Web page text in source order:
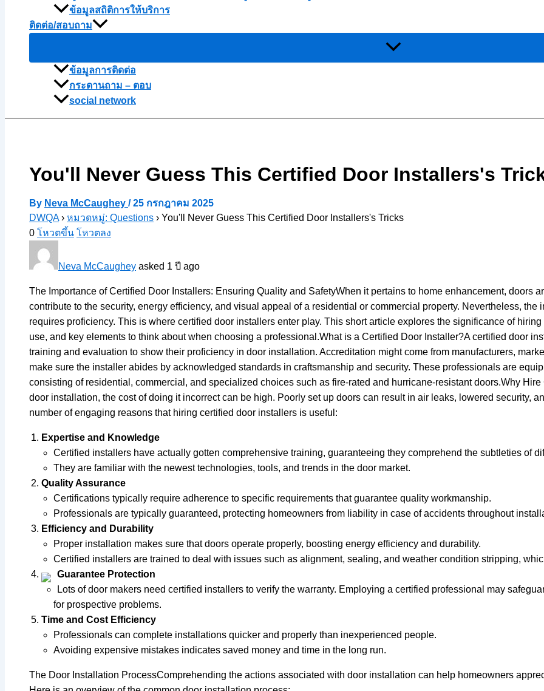
ข้อมูลสถิติการให้บริการ
ติดต่อ/สอบถาม
ข้อมูลการติดต่อ
กระดานถาม – ตอบ
social network
You'll Never Guess This Certified Door Installers's
By Neva McCaughey /25 กรกฎาคม 2025
DWQA› หมวดหมู่: Questions › You'll Never Guess This Certified Door Installers's Tricks
0 โหวตขึ้น โหวตลง
Neva McCaughey asked 1 ปี ago
The Importance of Certified Door Installers: Ensuring Quality and SafetyWhen it pertains to home enhancement, doors
contribute to the security, energy efficiency, and visual appeal of a residential or commercial property. Nevertheless, the
requires proficiency. This is where certified door installers enter play. This short article explores the significance of hiring
use, and key elements to think about when choosing a professional.What is a Certified Door Installer?A certified door
training and evaluation to show their proficiency in door installation. Accreditation might come from manufacturers,
make sure the installer abides by acknowledged standards in craftsmanship and security. These professionals are
consisting of residential, commercial, and specialized choices such as fire-rated and hurricane-resistant doors.Why
door installation, the cost of doing it incorrect can be high. Poorly set up doors can result in air leaks, lowered security,
number of engaging reasons that hiring certified door installers is useful:
Expertise and Knowledge
Certified installers have actually gotten comprehensive training, guaranteeing they comprehend the subtleties of
They are familiar with the newest technologies, tools, and trends in the door market.
Quality Assurance
Certifications typically require adherence to specific requirements that guarantee quality workmanship.
Professionals are typically guaranteed, protecting homeowners from liability in case of accidents throughout
Efficiency and Durability
Proper installation makes sure that doors operate properly, boosting energy efficiency and durability.
Certified installers are trained to deal with issues such as alignment, sealing, and weather condition stripping,
Guarantee Protection
Lots of door makers need certified installers to verify the warranty. Employing a certified professional may
for prospective problems.
Time and Cost Efficiency
Professionals can complete installations quicker and properly than inexperienced people.
Avoiding expensive mistakes indicates saved money and time in the long run.
The Door Installation ProcessComprehending the actions associated with door installation can help homeowners